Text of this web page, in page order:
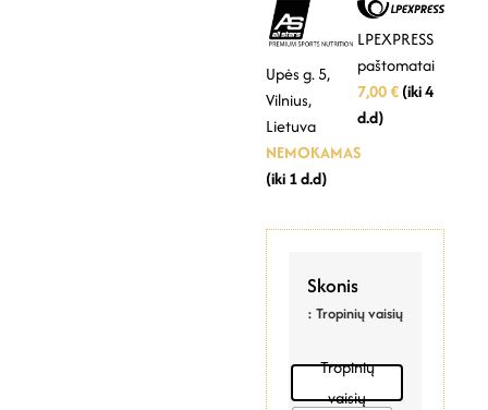
Upės g. 5,
Vilnius,
Lietuva
NEMOKAMAS
(iki 1 d.d)
LPEXPRESS
paštomatai
7,00 €(iki 4
d.d)
Skonis
: Tropinių vaisių
Tropinių
vaisių